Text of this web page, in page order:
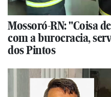
Mossoró-RN: "Coisa
com a burocracia,
dos Pintos